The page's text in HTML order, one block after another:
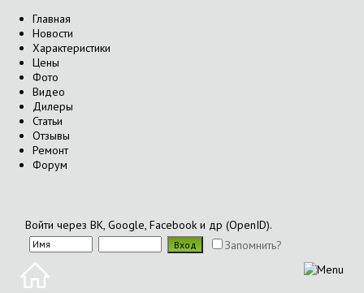
Главная
Новости
Характеристики
Цены
Фото
Видео
Дилеры
Статьи
Отзывы
Ремонт
Форум
Войти через ВК, Google, Facebook и др (OpenID).
Запомнить?